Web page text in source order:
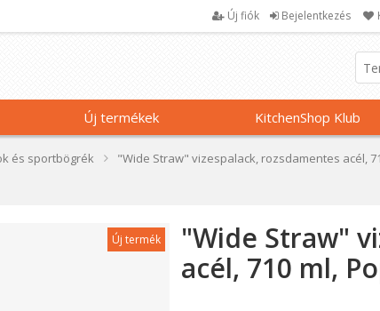
Új fiók Bejelentkezés
Új termékek KitchenShop Klub
és sportbögrék
"Wide Straw" vizespalack, rozsdamentes acél,
Új termék
"Wide Straw"
acél, 710 ml,